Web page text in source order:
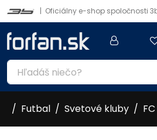
| Oficiálny e-shop spoločnosti
Futbal Svetové kluby